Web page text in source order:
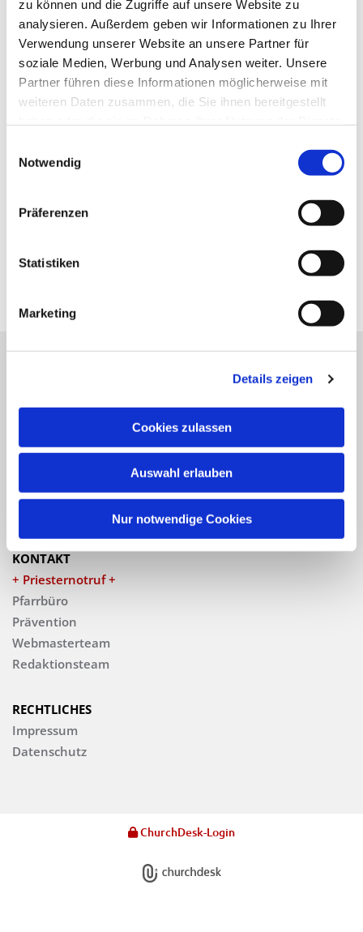
zu können und die Zugriffe auf unsere Website zu
analysieren. Außerdem geben wir Informationen zu Ihrer
Verwendung unserer Website an unsere Partner für
soziale Medien, Werbung und Analysen weiter. Unsere
Partner führen diese Informationen möglicherweise mit
weiteren Daten zusammen, die Sie ihnen bereitgestellt
Notwendig
Präferenzen
Statistiken
Marketing
Details zeigen
Cookies zulassen
Auswahl erlauben
Nur notwendige Cookies
Pfarrei St. Benedikt Teltow-Fläming
Gottesdienste
KONTAKT
+ Priesternotruf +
Pfarrbüro
Prävention
Webmasterteam
Redaktionsteam
RECHTLICHES
Impressum
Datenschutz
ChurchDesk-Login